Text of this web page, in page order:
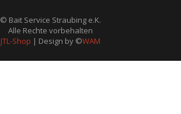
© Bait Service Straubing e.K.
Alle Rechte vorbehalten
JTL-Shop | Design by ©WAM